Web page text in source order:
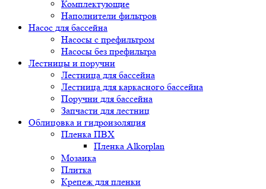
Комплектующие
Наполнители фильтров
Насос для бассейна
Насосы с префильтром
Насосы без префильтра
Лестницы и поручни
Лестница для бассейна
Лестница для каркасного бассейна
Поручни для бассейна
Запчасти для лестниц
Облицовка и гидроизоляция
Пленка ПВХ
Пленка Alkorplan
Мозаика
Плитка
Крепеж для пленки